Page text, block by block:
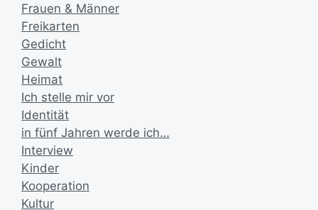
Frauen & Männer
Freikarten
Gedicht
Gewalt
Heimat
Ich stelle mir vor
Identität
in fünf Jahren werde ich…
Interview
Kinder
Kooperation
Kultur